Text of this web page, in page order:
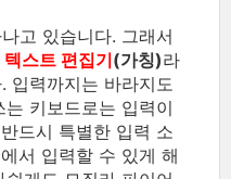
고 있습니다. 그래서
스트 편집기(가칭)라
입력까지는 바라지도
키보드로는 입력이
드시 특별한 입력 소
서 입력할 수 있게 해